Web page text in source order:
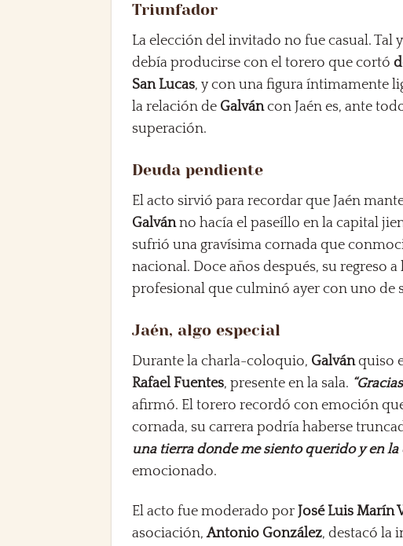
Triunfador
La elección del invitado no fue casual. Tal
debía producirse con el torero que cortó
San Lucas, y con una figura íntimamente
la relación de Galváncon Jaén es, ante
superación.
Deuda pendiente
El acto sirvió para recordar que Jaén
Galvánno hacía el paseíllo en la capital
sufrió una gravísima cornada que
nacional. Doce años después, su regreso
profesional que culminó ayer con uno de
Jaén, algo especial
Durante la charla-coloquio, Galvánquiso
Rafael Fuentes, presente en la sala.
afirmó. El torero recordó con emoción
cornada, su carrera podría haberse
una tierra donde me siento querido y en la
emocionado.
El acto fue moderado porJosé Luis Marín
asociación,Antonio González, destacó la